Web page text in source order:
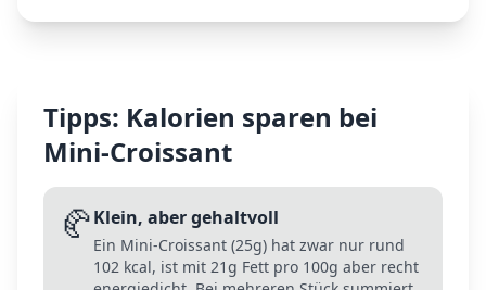
Tipps: Kalorien sparen bei
Mini-Croissant
🥐Klein, aber gehaltvoll
Ein Mini-Croissant (25g) hat zwar nur rund
102 kcal, ist mit 21g Fett pro 100g aber recht